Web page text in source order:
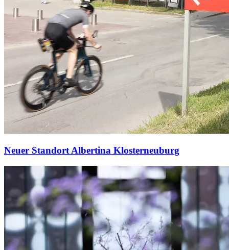
Neuer Standort Albertina Klosterneuburg